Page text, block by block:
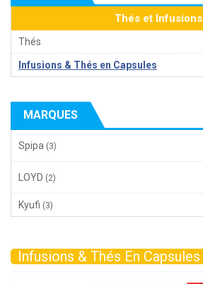
Thés et Infusions
Thés
Infusions & Thés en Capsules
MARQUES
Spipa (3)
LOYD (2)
Kyufi (3)
Infusions & Thés En Capsules